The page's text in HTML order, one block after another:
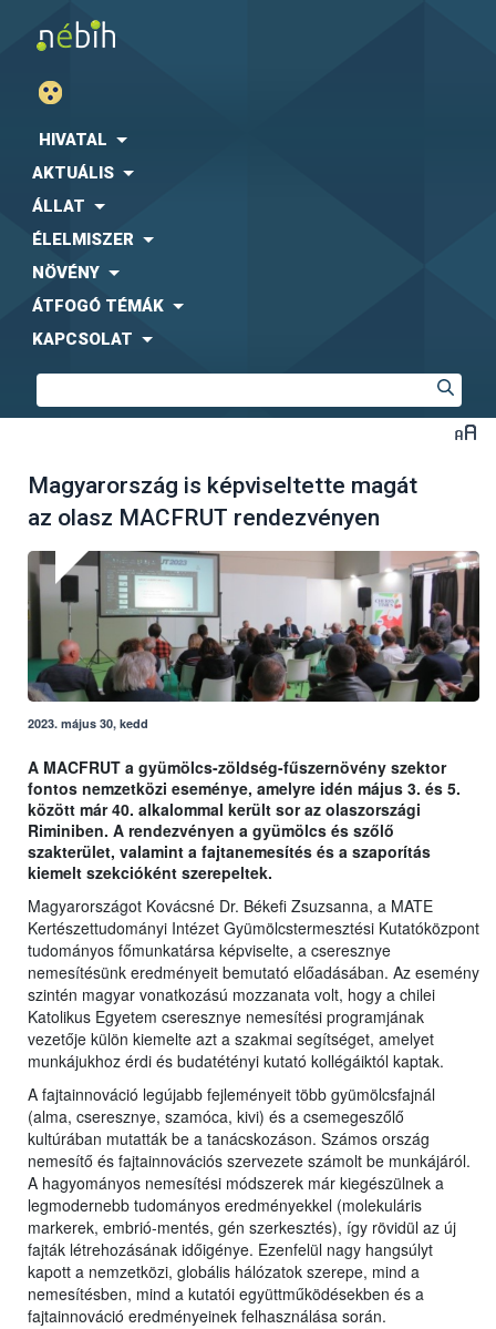
HIVATAL
AKTUÁLIS
ÁLLAT
ÉLELMISZER
NÖVÉNY
ÁTFOGÓ TÉMÁK
KAPCSOLAT
Magyarország is képviseltette magát
az olasz MACFRUT rendezvényen
2023. május 30, kedd
A MACFRUT a gyümölcs-zöldség-fűszernövény szektor
fontos nemzetközi eseménye, amelyre idén május 3. és 5.
között már 40. alkalommal került sor az olaszországi
Riminiben. A rendezvényen a gyümölcs és szőlő
szakterület, valamint a fajtanemesítés és a szaporítás
kiemelt szekcióként szerepeltek.
Magyarországot Kovácsné Dr. Békefi Zsuzsanna, a MATE
Kertészettudományi Intézet Gyümölcstermesztési Kutatóközpont
tudományos főmunkatársa képviselte, a cseresznye
nemesítésünk eredményeit bemutató előadásában. Az esemény
szintén magyar vonatkozású mozzanata volt, hogy a chilei
Katolikus Egyetem cseresznye nemesítési programjának
vezetője külön kiemelte azt a szakmai segítséget, amelyet
munkájukhoz érdi és budatétényi kutató kollégáiktól kaptak.
A fajtainnováció legújabb fejleményeit több gyümölcsfajnál
(alma, cseresznye, szamóca, kivi) és a csemegeszőlő
kultúrában mutatták be a tanácskozáson. Számos ország
nemesítő és fajtainnovációs szervezete számolt be munkájáról.
A hagyományos nemesítési módszerek már kiegészülnek a
legmodernebb tudományos eredményekkel (molekuláris
markerek, embrió-mentés, gén szerkesztés), így rövidül az új
fajták létrehozásának időigénye. Ezenfelül nagy hangsúlyt
kapott a nemzetközi, globális hálózatok szerepe, mind a
nemesítésben, mind a kutatói együttműködésekben és a
fajtainnováció eredményeinek felhasználása során.